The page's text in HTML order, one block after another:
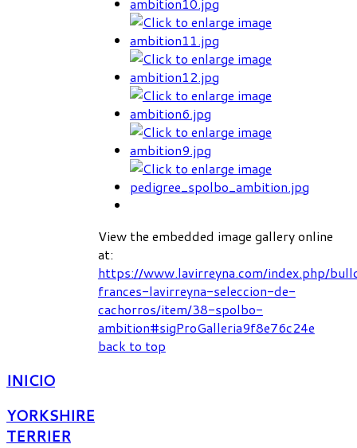
View the embedded image gallery online
at:
https://www.lavirreyna.com/index.php/
frances-lavirreyna-seleccion-de-
cachorros/item/38-spolbo-
ambition#sigProGalleria9f8e76c24e
back to top
INICIO
YORKSHIRE
TERRIER